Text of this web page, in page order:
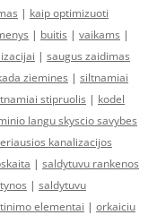
| kaip optimizuoti
| buitis | vaikams |
| saugus zaidimas
ziemines | siltnamiai
stipruolis | kodel
langu skyscio savybes
kanalizacijos
| saldytuvu rankenos
| saldytuvu
elementai | orkaiciu